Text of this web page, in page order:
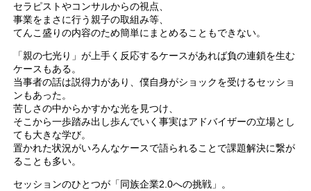
セラピストやコンサルからの視点、
事業をまさに行う親子の取組み等、
てんこ盛りの内容のため簡単にまとめることもできない。
「親の七光り」が上手く反応するケースがあれば負の連鎖を生む
ケースもある。
当事者の話は説得力があり、僕自身がショックを受けるセッショ
ンもあった。
苦しさの中からかすかな光を見つけ、
そこから一歩踏み出し歩んでいく事実はアドバイザーの立場とし
ても大きな学び。
置かれた状況がいろんなケースで語られることで課題解決に繋が
ることも多い。
セッションのひとつが「同族企業2.0への挑戦」。